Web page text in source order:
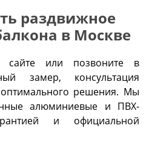
раздвижное
в Москве
сайте или позвоните в
замер, консультация
решения. Мы
алюминиевые и ПВХ-
и официальной